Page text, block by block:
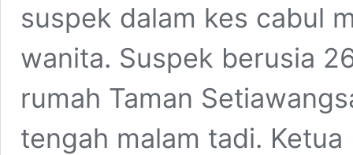
suspek dalam kes cabul
wanita. Suspek berusia
rumah Taman
tengah malam tadi.